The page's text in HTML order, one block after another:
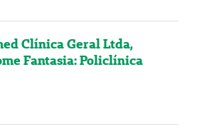
Clínica Geral Ltda,
Fantasia: Policlínica